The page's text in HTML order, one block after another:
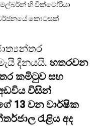
හි වික්ටෝරියා
කොටසක්
දිනයයි.හතරවන
කමිටුව සහ
විසින්
13 වන වාර්ෂික
රැළිය අද